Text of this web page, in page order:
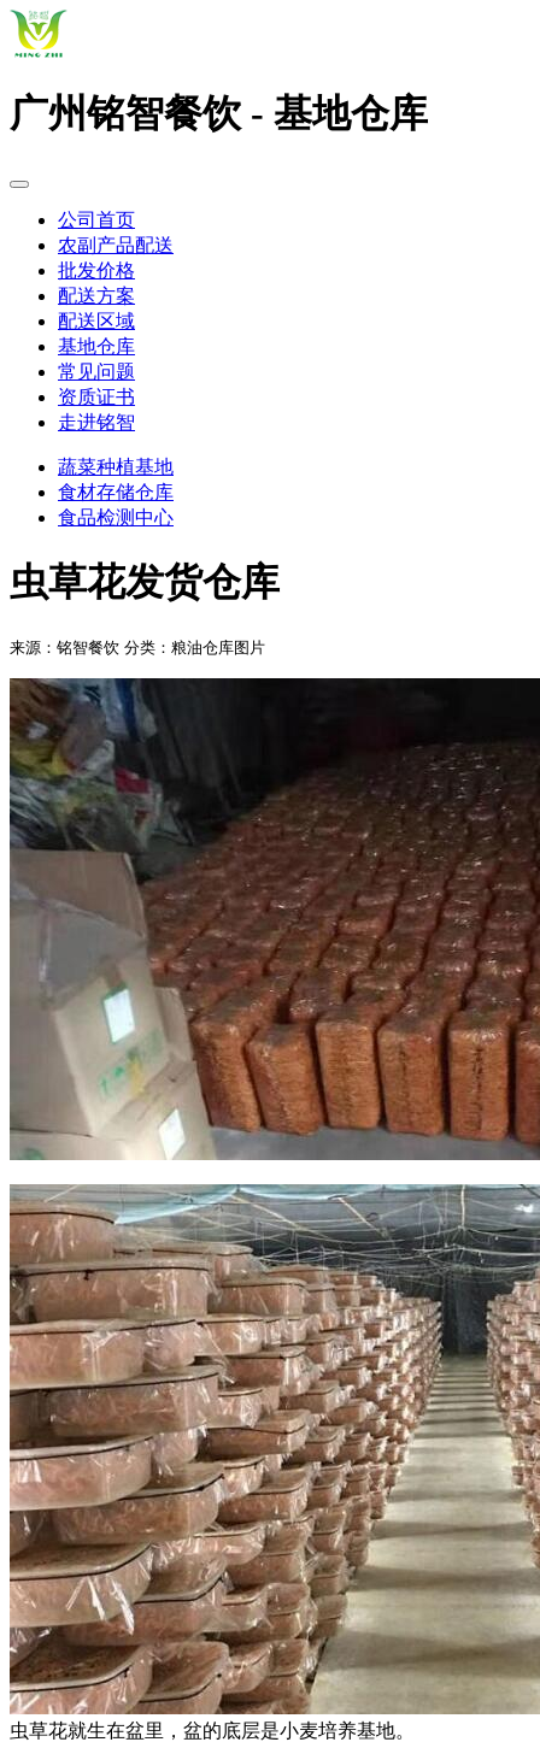
广州铭智餐饮 - 基地仓库
公司首页
农副产品配送
批发价格
配送方案
配送区域
基地仓库
常见问题
资质证书
走进铭智
蔬菜种植基地
食材存储仓库
食品检测中心
虫草花发货仓库
来源：铭智餐饮 分类：粮油仓库图片
虫草花就生在盆里，盆的底层是小麦培养基地。